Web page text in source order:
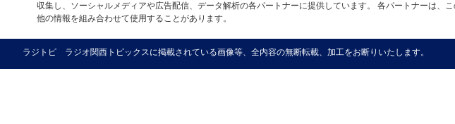
収集し、ソーシャルメディアや広告配信、データ解析の各パートナーに提供しています。 各パートナーは
他の情報を組み合わせて使用することがあります。
ラジトピ ラジオ関西トピックスに掲載されている画像等、全内容の無断転載、加工をお断りいたします。